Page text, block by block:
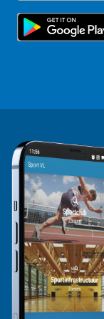
Topsporters